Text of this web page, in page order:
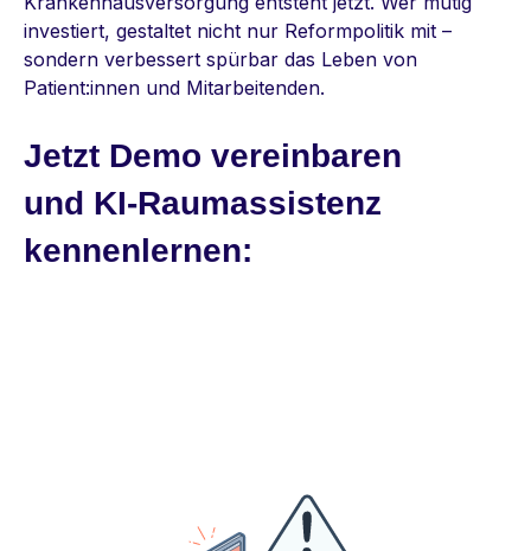
investiert, gestaltet nicht nur Reformpolitik mit –
sondern verbessert spürbar das Leben von
Patient:innen und Mitarbeitenden.
Jetzt Demo vereinbaren
und KI-Raumassistenz
kennenlernen: